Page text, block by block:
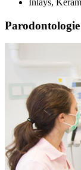
Inlays,
Parodontologie